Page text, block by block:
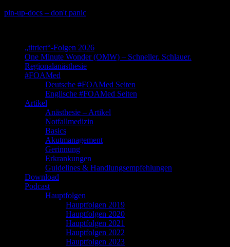
Skip
pin-up-docs – don't panic
„titriert“-Folgen 2026
One Minute Wonder (OMW) – Schneller. Schlauer.
Regionalanästhesie
#FOAMed
Deutsche #FOAMed Seiten
Englische #FOAMed Seiten
Artikel
Anästhesie – Artikel
Notfallmedizin
Basics
Akutmanagement
Gerinnung
Erkrankungen
Guidelines & Handlungsempfehlungen
Download
Podcast
Hauptfolgen
Hauptfolgen 2019
Hauptfolgen 2020
Hauptfolgen 2021
Hauptfolgen 2022
Hauptfolgen 2023